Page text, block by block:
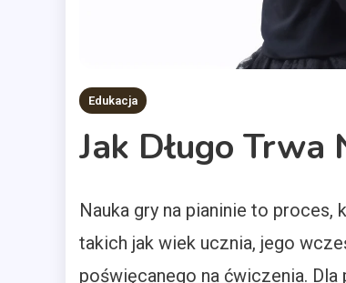
Edukacja
Jak Długo Trwa
Nauka gry na pianinie to
takich jak wiek ucznia, jego
poświęcanego na ćwiczenia.